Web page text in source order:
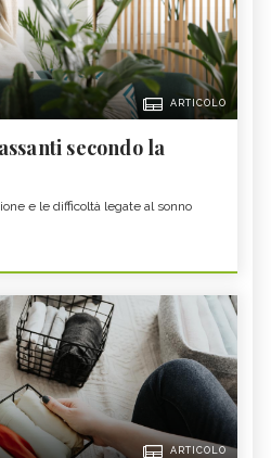
ARTICOLO
secondo la
e le difficoltà legate al sonno
ARTICOLO